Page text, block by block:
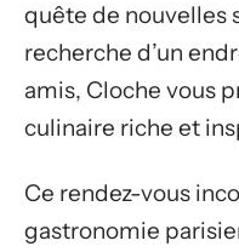
quête de nouvelles
recherche d’un
amis, Cloche vous
culinaire riche et
Ce rendez-vous
gastronomie